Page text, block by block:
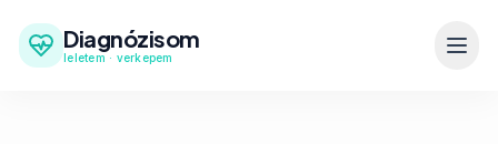
Diagnózisom
leletem · verkepem